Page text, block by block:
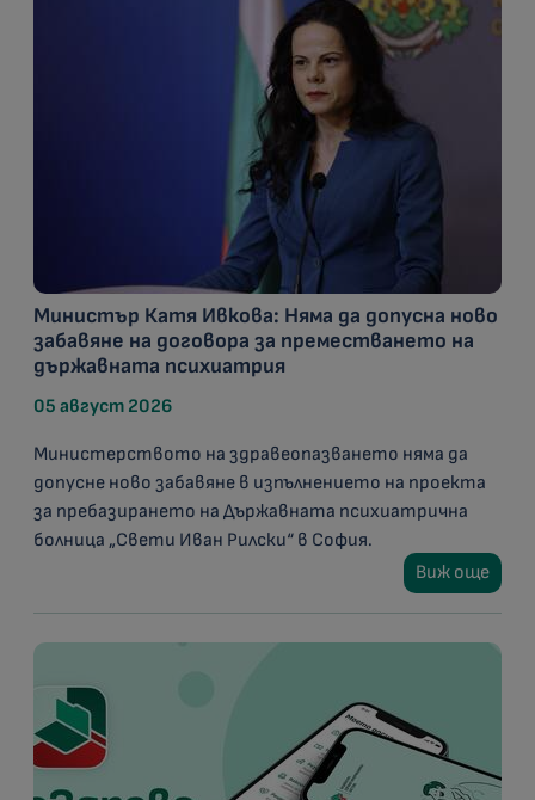
Министър Катя Ивкова: Няма да допусна ново
забавяне на договора за преместването на
държавната психиатрия
05 август 2026
Министерството на здравеопазването няма да
допусне ново забавяне в изпълнението на проекта
за пребазирането на Държавната психиатрична
болница „Свети Иван Рилски“ в София.
Виж още